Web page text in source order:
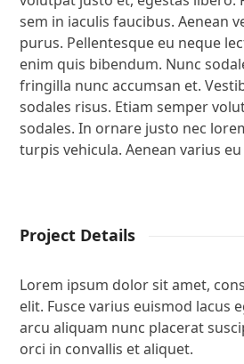
sem in iaculis faucibus. Aenean
purus. Pellentesque eu neque
enim quis bibendum. Nunc
fringilla nunc accumsan et.
sodales risus. Etiam semper
sodales. In ornare justo nec
turpis vehicula. Aenean varius
Project Details
Lorem ipsum dolor sit amet,
elit. Fusce varius euismod lacus
arcu aliquam nunc placerat
orci in convallis et aliquet.